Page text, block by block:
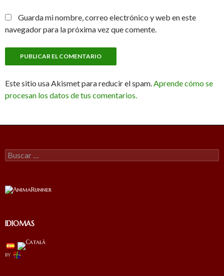
Guarda mi nombre, correo electrónico y web en este
navegador para la próxima vez que comente.
Este sitio usa Akismet para reducir el spam.Aprende cómo se
procesan los datos de tus comentarios.
Buscar:
IDIOMAS
by